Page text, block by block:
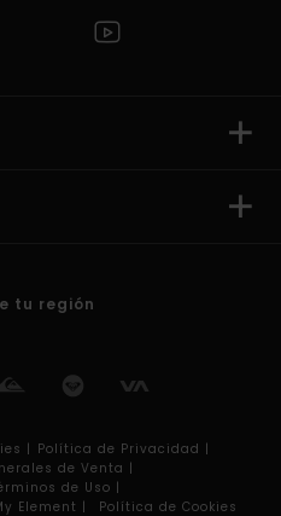
tu región
| Política de Privacidad |
de Venta |
de Uso |
Element |
Política de Cookies